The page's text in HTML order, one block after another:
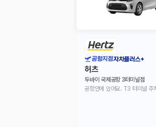
공항지점자차플러스+
허츠
두바이 국제공항 3터미널점
공항안에 있어요. T3 터미널 주